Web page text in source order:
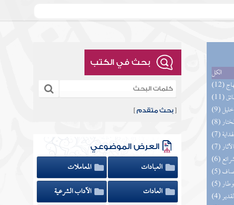
الكل
بحث في الكتب
[بحث متقدم ]
العرض الموضوعي
العبادات
المعاملات
العادات
الآداب الشرعية